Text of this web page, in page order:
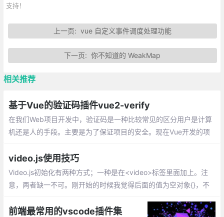
支持！
上一页: vue 自定义事件调度处理功能
下一页:你不知道的 WeakMap
相关推荐
基于Vue的验证码插件vue2-verify
在我们Web项目开发中，验证码是一种比较常见的区分用户是计算
机还是人的手段。主要是为了保证项目的安全。现在Vue开发的项
用的验证码插件vue2-verify。但是大家要注意一点
video.js使用技巧
Video.js初始化有两种方式；一种是在<video>标签里面加上。注
意，两者缺一不可。刚开始的时候我觉得后面的值为空对象{}，不
前端最常用的vscode插件集